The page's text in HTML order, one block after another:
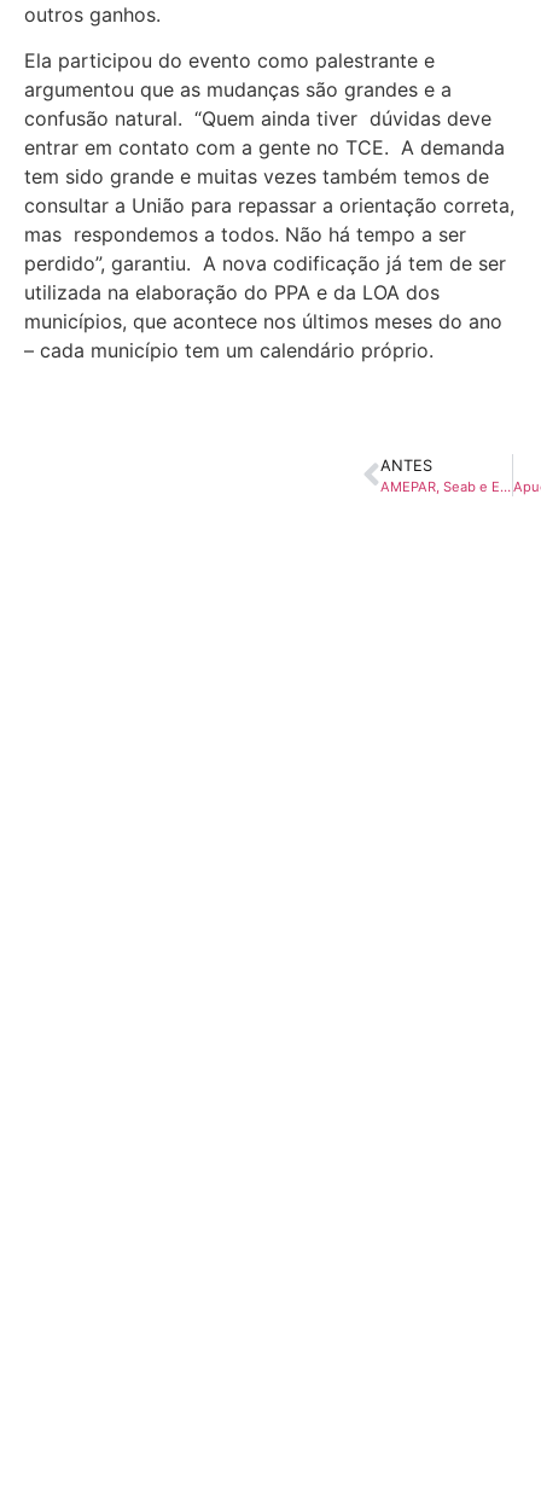
outros ganhos.
Ela participou do evento como palestrante e
argumentou que as mudanças são grandes e a
confusão natural. “Quem ainda tiver dúvidas deve
entrar em contato com a gente no TCE. A demanda
tem sido grande e muitas vezes também temos de
consultar a União para repassar a orientação correta,
mas respondemos a todos. Não há tempo a ser
perdido”, garantiu. A nova codificação já tem de ser
utilizada na elaboração do PPA e da LOA dos
municípios, que acontece nos últimos meses do ano
– cada município tem um calendário próprio.
ANTES
AMEPAR, Seab e Emater se unem pró boas práticas de conservação se solo